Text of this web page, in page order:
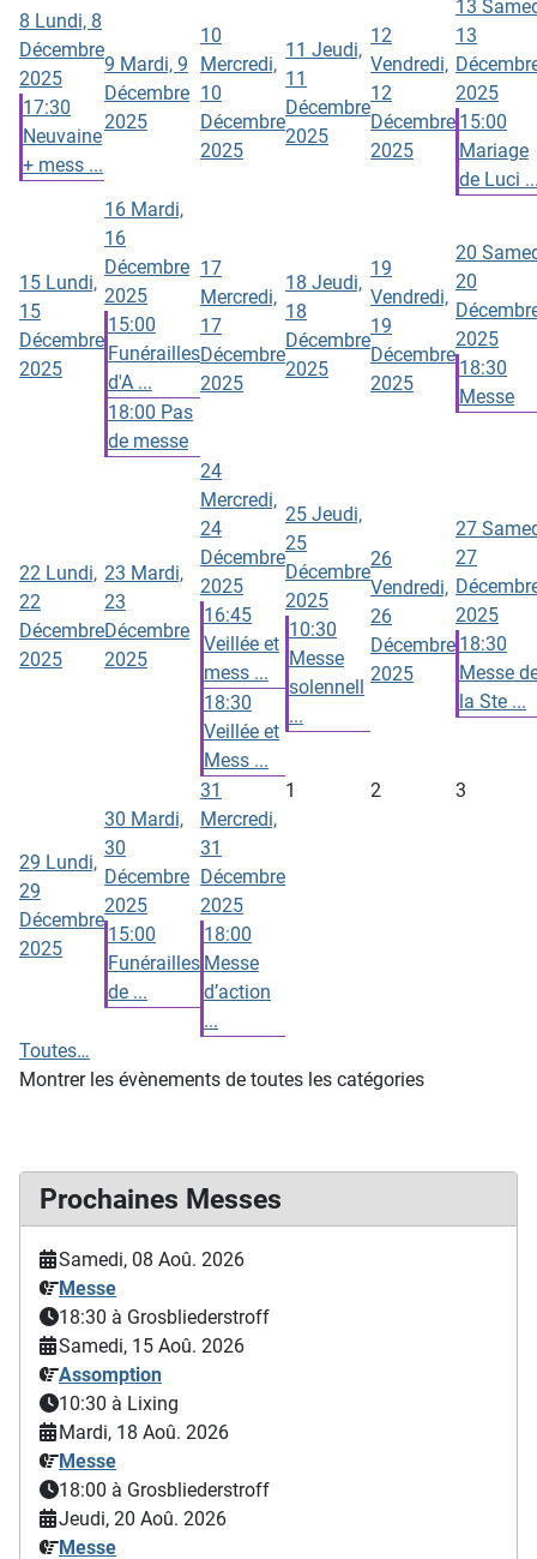
8 Lundi, 8
Décembre
2025
17:30
Neuvaine
+ mess ...
9 Mardi, 9
Décembre
2025
10
Mercredi,
10
Décembre
2025
11 Jeudi,
11
Décembre
2025
12
Vendredi,
12
Décembre
2025
13
13
2025
15:00
Mariage
de Luci
15 Lundi,
15
Décembre
2025
16 Mardi,
16
Décembre
2025
15:00
Funérailles
d'A ...
18:00 Pas
de messe
17
Mercredi,
17
Décembre
2025
18 Jeudi,
18
Décembre
2025
19
Vendredi,
19
Décembre
2025
20
20
2025
18:30
Messe
22 Lundi,
22
Décembre
2025
23 Mardi,
23
Décembre
2025
24
Mercredi,
24
Décembre
2025
16:45
Veillée et
mess ...
18:30
Veillée et
Mess ...
25 Jeudi,
25
Décembre
2025
10:30
Messe
solennell
...
26
Vendredi,
26
Décembre
2025
27
27
2025
18:30
Messe
la Ste ...
29 Lundi,
29
Décembre
2025
30 Mardi,
30
Décembre
2025
15:00
Funérailles
de ...
31
Mercredi,
31
Décembre
2025
18:00
Messe
d’action
...
1 2 3
Toutes…
Montrer les évènements de toutes les catégories
Prochaines Messes
Samedi, 08 Aoû. 2026
Messe
18:30 à Grosbliederstroff
Samedi, 15 Aoû. 2026
Assomption
10:30 à Lixing
Mardi, 18 Aoû. 2026
Messe
18:00 à Grosbliederstroff
Jeudi, 20 Aoû. 2026
Messe